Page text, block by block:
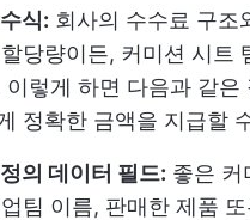
식: 회사의 수수료 구조
당량이든, 커미션 시트
이렇게 하면 다음과 같
정확한 금액을 지급할
의 데이터 필드: 좋은 커
팀 이름, 판매한 제품